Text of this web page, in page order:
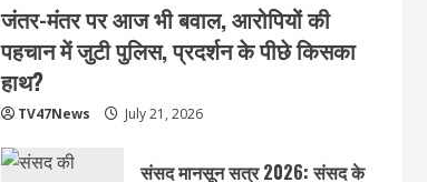
जंतर-मंतर पर आज भी बवाल, आरोपियों की
पहचान में जुटी पुलिस, प्रदर्शन के पीछे किसका
हाथ?
TV47News July 21, 2026
संसद मानसून सत्र 2026: संसद के